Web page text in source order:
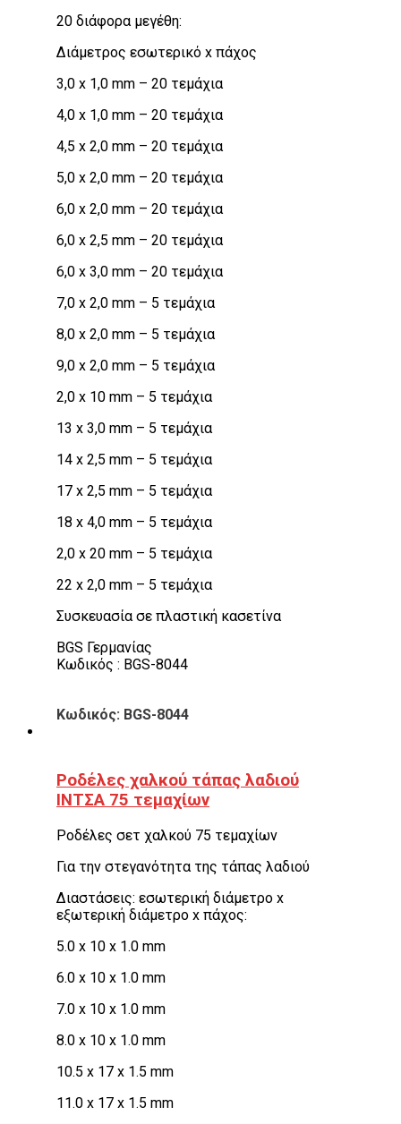
20 διάφορα μεγέθη:
Διάμετρος εσωτερικό x πάχος
3,0 x 1,0 mm – 20 τεμάχια
4,0 x 1,0 mm – 20 τεμάχια
4,5 x 2,0 mm – 20 τεμάχια
5,0 x 2,0 mm – 20 τεμάχια
6,0 x 2,0 mm – 20 τεμάχια
6,0 x 2,5 mm – 20 τεμάχια
6,0 x 3,0 mm – 20 τεμάχια
7,0 x 2,0 mm – 5 τεμάχια
8,0 x 2,0 mm – 5 τεμάχια
9,0 x 2,0 mm – 5 τεμάχια
2,0 x 10 mm – 5 τεμάχια
13 x 3,0 mm – 5 τεμάχια
14 x 2,5 mm – 5 τεμάχια
17 x 2,5 mm – 5 τεμάχια
18 x 4,0 mm – 5 τεμάχια
2,0 x 20 mm – 5 τεμάχια
22 x 2,0 mm – 5 τεμάχια
Συσκευασία σε πλαστική κασετίνα
BGS Γερμανίας
Κωδικός : BGS-8044
Κωδικός: BGS-8044
Ροδέλες χαλκού τάπας λαδιού
ΙΝΤΣΑ 75 τεμαχίων
Ροδέλες σετ χαλκού 75 τεμαχίων
Για την στεγανότητα της τάπας λαδιού
Διαστάσεις: εσωτερική διάμετρο x
εξωτερική διάμετρο x πάχος:
5.0 x 10 x 1.0 mm
6.0 x 10 x 1.0 mm
7.0 x 10 x 1.0 mm
8.0 x 10 x 1.0 mm
10.5 x 17 x 1.5 mm
11.0 x 17 x 1.5 mm